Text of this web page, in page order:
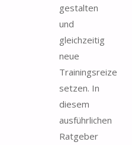
gestalten
und
gleichzeitig
neue
Trainingsreize
setzen. In
diesem
ausführlichen
Ratgeber